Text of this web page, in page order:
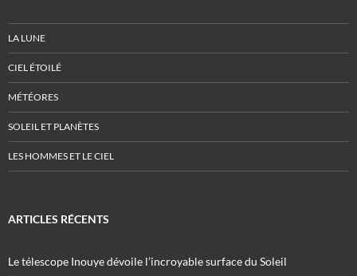
LA LUNE
CIEL ÉTOILÉ
MÉTÉORES
SOLEIL ET PLANÈTES
LES HOMMES ET LE CIEL
ARTICLES RÉCENTS
Le télescope Inouye dévoile l’incroyable surface du Soleil